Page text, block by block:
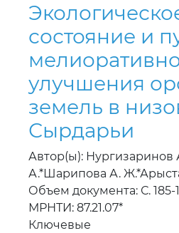
состояние и
улучшения
земель в
Сырдарьи
Автор(ы): Нургизаринов
А.*Шарипова А.
Объем документа: С. 185-
МРНТИ: 87.21.07*
Ключевые